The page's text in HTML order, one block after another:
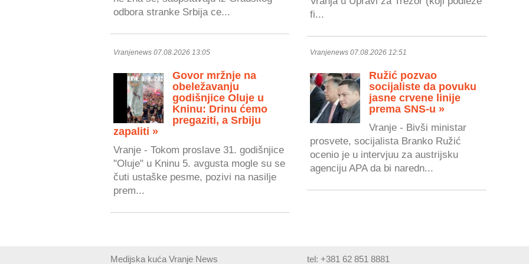
odbora stranke Srbija ce...
fi...
Vranjenews 07.08.2026 13:05
Govor mržnje na
obeležavanju
godišnjice Oluje u
Kninu: Drinu ćemo
pregaziti, a Srbiju
zapaliti »
Vranje - Tokom proslave 31. godišnjice
"Oluje" u Kninu 5. avgusta mogle su se
čuti ustaške pesme, pozivi na nasilje
prem...
Vranjenews 07.08.2026 12:51
Ružić pozvao
socijaliste da povuku
jasne crvene linije
prema SNS-u »
Vranje - Bivši ministar
prosvete, socijalista Branko Ružić
ocenio je u intervjuu za austrijsku
agenciju APA da bi naredn...
Medijska kuća Vranje News tel: +381 62 851 8881